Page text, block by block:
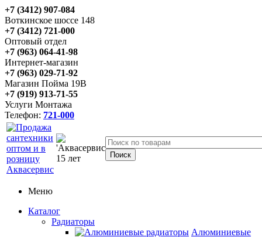
+7 (3412) 907-084
Воткинское шоссе 148
+7 (3412) 721-000
Оптовый отдел
+7 (963) 064-41-98
Интернет-магазин
+7 (963) 029-71-92
Магазин Пойма 19В
+7 (919) 913-71-55
Услуги Монтажа
Телефон: 721-000
Меню
Каталог
Радиаторы
Алюминиевые